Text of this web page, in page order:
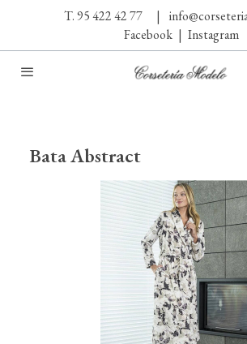
T. 95 422 42 77 |
Facebook | Instagram
Bata Abstract